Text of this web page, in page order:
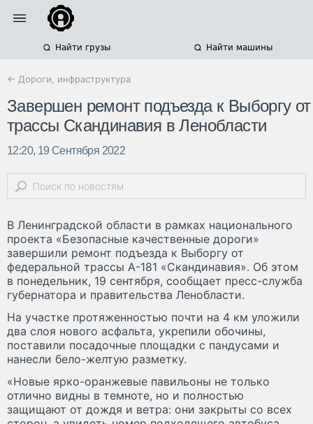
Найти грузы Найти машины
← Дороги, инфраструктура
Завершен ремонт подъезда к Выборгу от
трассы Скандинавия в Ленобласти
12:20, 19 Сентября 2022
В Ленинградской области в рамках национального
проекта «Безопасные качественные дороги»
завершили ремонт подъезда к Выборгу от
федеральной трассы А-181 «Скандинавия». Об этом
в понедельник, 19 сентября, сообщает пресс-служба
губернатора и правительства Ленобласти.
На участке протяженностью почти на 4 км уложили
два слоя нового асфальта, укрепили обочины,
поставили посадочные площадки с пандусами и
нанесли бело-желтую разметку.
«Новые ярко-оранжевые павильоны не только
отлично видны в темноте, но и полностью
защищают от дождя и ветра: они закрыты со всех